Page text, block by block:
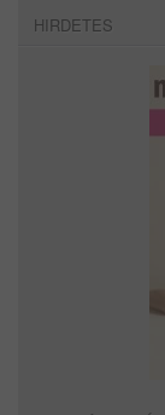
HIRDETES